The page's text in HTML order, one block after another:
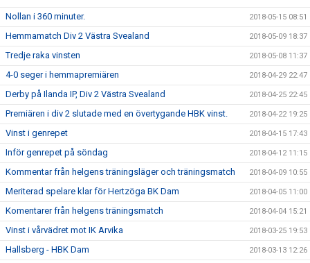
Nollan i 360 minuter. 2018-05-15 08:51
Hemmamatch Div 2 Västra Svealand 2018-05-09 18:37
Tredje raka vinsten 2018-05-08 11:37
4-0 seger i hemmapremiären 2018-04-29 22:47
Derby på Ilanda IP, Div 2 Västra Svealand 2018-04-25 22:45
Premiären i div 2 slutade med en övertygande HBK vinst. 2018-04-22 19:25
Vinst i genrepet 2018-04-15 17:43
Inför genrepet på söndag 2018-04-12 11:15
Kommentar från helgens träningsläger och träningsmatch 2018-04-09 10:55
Meriterad spelare klar för Hertzöga BK Dam 2018-04-05 11:00
Komentarer från helgens träningsmatch 2018-04-04 15:21
Vinst i vårvädret mot IK Arvika 2018-03-25 19:53
Hallsberg - HBK Dam 2018-03-13 12:26